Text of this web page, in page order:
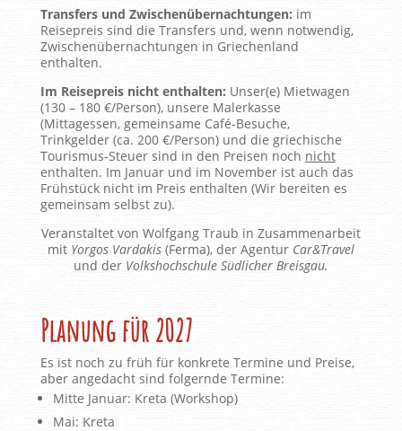
Transfers und Zwischenübernachtungen: im
Reisepreis sind die Transfers und, wenn notwendig,
Zwischenübernachtungen in Griechenland
enthalten.
Im Reisepreis nicht enthalten: Unser(e) Mietwagen
(130 – 180 €/Person), unsere Malerkasse
(Mittagessen, gemeinsame Café-Besuche,
Trinkgelder (ca. 200 €/Person) und die griechische
Tourismus-Steuer sind in den Preisen noch nicht
enthalten. Im Januar und im November ist auch das
Frühstück nicht im Preis enthalten (Wir bereiten es
gemeinsam selbst zu).
Veranstaltet von Wolfgang Traub in Zusammenarbeit
mit Yorgos Vardakis(Ferma), der AgenturCar&Travel
und der Volkshochschule Südlicher Breisgau.
Planung für 2027
Es ist noch zu früh für konkrete Termine und Preise,
aber angedacht sind folgernde Termine:
Mitte Januar: Kreta (Workshop)
Mai: Kreta